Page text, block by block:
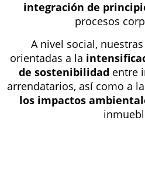
integración de
procesos
A nivel social,
orientadas a la
de sostenibilidad entre
arrendatarios, así como a la
los impactos